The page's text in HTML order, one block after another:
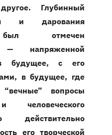
Глубинный
и дарования
был отмечен
— напряженной
в будущее, с его
в будущее, где
вопросы
человеческого
его творческой